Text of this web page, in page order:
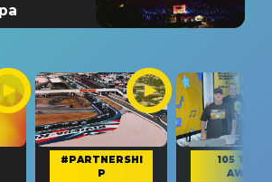
#PARTNERSHI
P
105 TAKE
AWAY